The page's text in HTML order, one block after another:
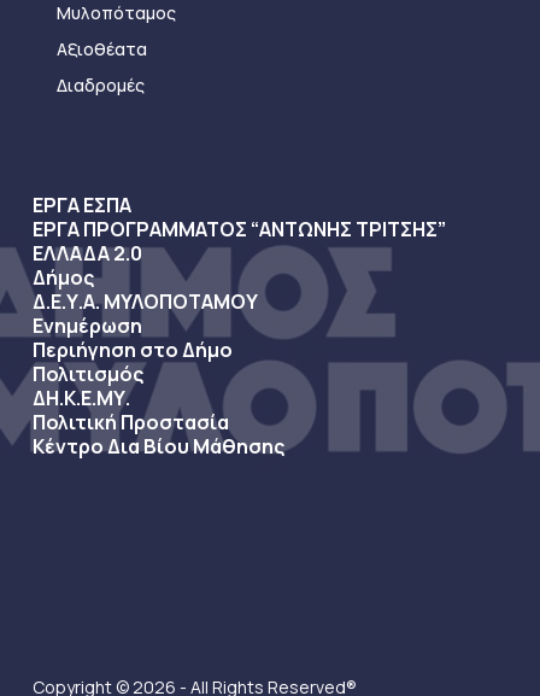
Μυλοπόταμος
Αξιοθέατα
Διαδρομές
ΕΡΓΑ ΕΣΠΑ
ΕΡΓΑ ΠΡΟΓΡΑΜΜΑΤΟΣ “ΑΝΤΩΝΗΣ ΤΡΙΤΣΗΣ”
ΕΛΛΑΔΑ 2.0
Δήμος
Δ.Ε.Υ.Α. ΜΥΛΟΠΟΤΑΜΟΥ
Ενημέρωση
Περιήγηση στο Δήμο
Πολιτισμός
ΔΗ.Κ.Ε.ΜΥ.
Πολιτική Προστασία
Κέντρο Δια Βίου Μάθησης
Copyright © 2026 - All Rights Reserved®